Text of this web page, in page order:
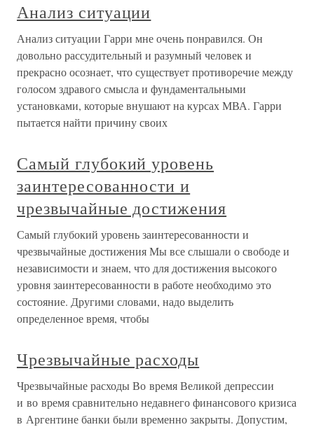
Анализ ситуации
Анализ ситуации Гарри мне очень понравился. Он
довольно рассудительный и разумный человек и
прекрасно осознает, что существует противоречие между
голосом здравого смысла и фундаментальными
установками, которые внушают на курсах МВА. Гарри
пытается найти причину своих
Самый глубокий уровень
заинтересованности и
чрезвычайные достижения
Самый глубокий уровень заинтересованности и
чрезвычайные достижения Мы все слышали о свободе и
независимости и знаем, что для достижения высокого
уровня заинтересованности в работе необходимо это
состояние. Другими словами, надо выделить
определенное время, чтобы
Чрезвычайные расходы
Чрезвычайные расходы Во время Великой депрессии
и во время сравнительно недавнего финансового кризиса
в Аргентине банки были временно закрыты. Допустим,